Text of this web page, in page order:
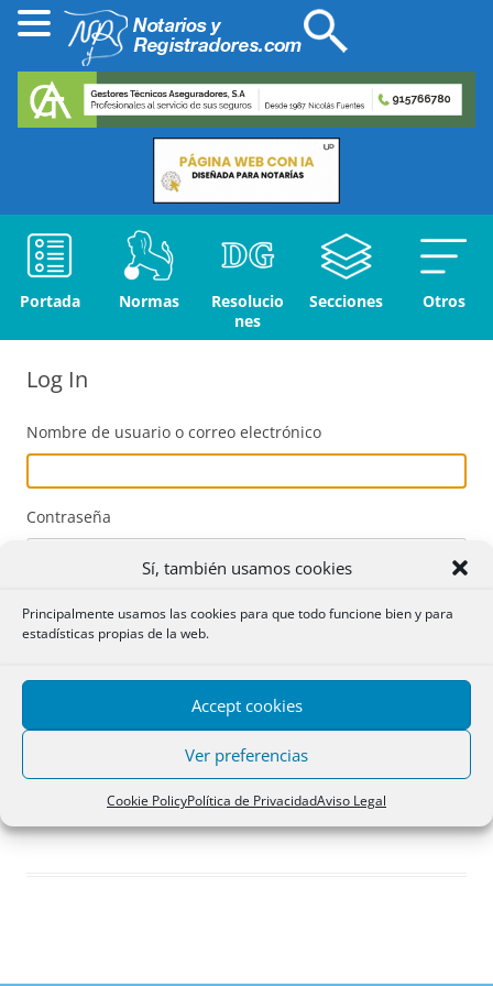
Sí, también usamos cookies
Principalmente usamos las cookies para que todo funcione bien y para
estadísticas propias de la web.
Accept cookies
Ver preferencias
Cookie PolicyPolítica de PrivacidadAviso Legal
Portada Normas
Resolucio
nes
Secciones Otros
Log In
Nombre de usuario o correo electrónico
Contraseña
Acceder
Registro
¿Has olvidado tu contraseña?